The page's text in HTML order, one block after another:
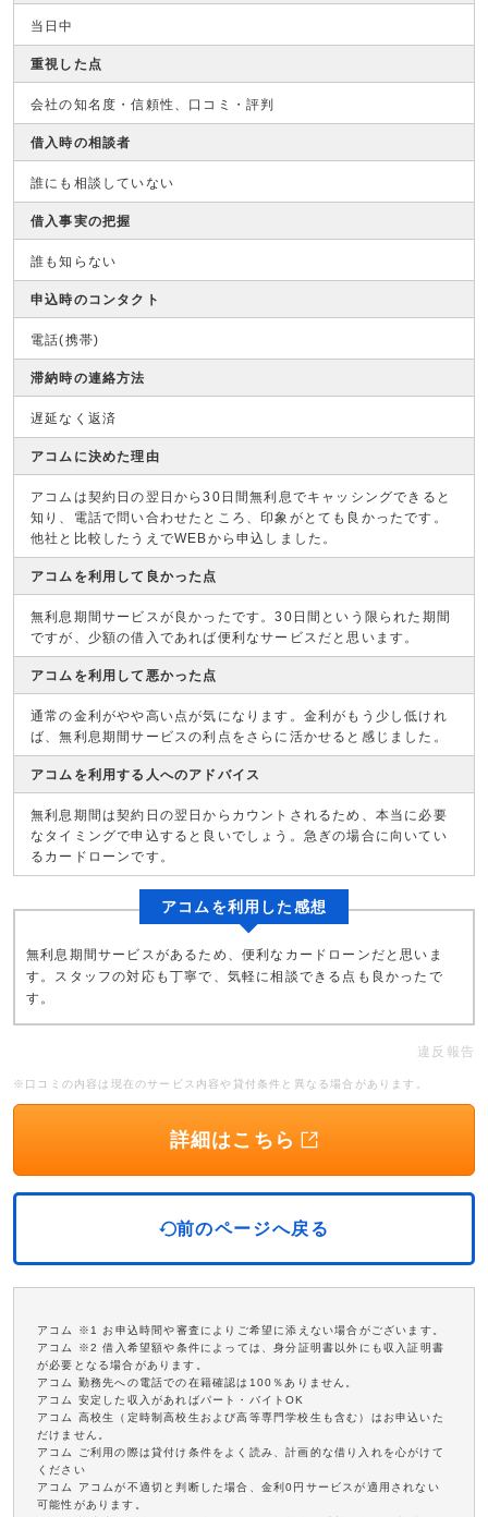
当日中
重視した点
会社の知名度・信頼性、口コミ・評判
借入時の相談者
誰にも相談していない
借入事実の把握
誰も知らない
申込時のコンタクト
電話(携帯)
滞納時の連絡方法
遅延なく返済
アコムに決めた理由
アコムは契約日の翌日から30日間無利息でキャッシングできると
知り、電話で問い合わせたところ、印象がとても良かったです。
他社と比較したうえでWEBから申込しました。
アコムを利用して良かった点
無利息期間サービスが良かったです。30日間という限られた期間
ですが、少額の借入であれば便利なサービスだと思います。
アコムを利用して悪かった点
通常の金利がやや高い点が気になります。金利がもう少し低けれ
ば、無利息期間サービスの利点をさらに活かせると感じました。
アコムを利用する人へのアドバイス
無利息期間は契約日の翌日からカウントされるため、本当に必要
なタイミングで申込すると良いでしょう。急ぎの場合に向いてい
るカードローンです。
アコムを利用した感想
無利息期間サービスがあるため、便利なカードローンだと思いま
す。スタッフの対応も丁寧で、気軽に相談できる点も良かったで
す。
違反報告
※口コミの内容は現在のサービス内容や貸付条件と異なる場合があります。
詳細はこちら
前のページへ戻る
アコム ※1 お申込時間や審査によりご希望に添えない場合がございます。
アコム ※2 借入希望額や条件によっては、身分証明書以外にも収入証明書
が必要となる場合があります。
アコム 勤務先への電話での在籍確認は100％ありません。
アコム 安定した収入があればパート・バイトOK
アコム 高校生（定時制高校生および高等専門学校生も含む）はお申込いた
だけません。
アコム ご利用の際は貸付け条件をよく読み、計画的な借り入れを心がけて
ください
アコム アコムが不適切と判断した場合、金利0円サービスが適用されない
可能性があります。